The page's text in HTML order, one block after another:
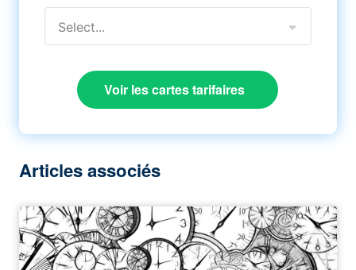
Select...
Voir les cartes tarifaires
Articles associés